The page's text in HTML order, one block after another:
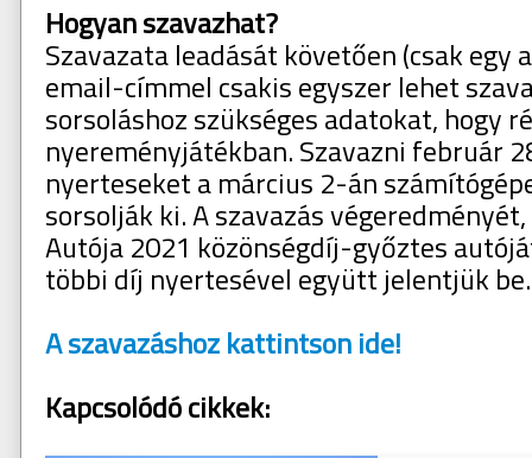
Hogyan szavazhat?
Szavazata leadását követően (csak egy
email-címmel csakis egyszer lehet
sorsoláshoz szükséges adatokat, hogy
nyereményjátékban. Szavazni február
nyerteseket a március 2-án
sorsolják ki. A szavazás
Autója 2021 közönségdíj-győztes
többi díj nyertesével együtt jelentjük be.
A szavazáshoz kattintson ide!
Kapcsolódó cikkek: